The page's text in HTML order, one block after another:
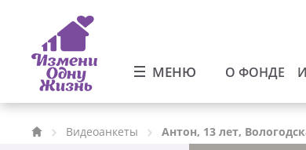
МЕНЮ О ФОНДЕ
Видеоанкеты Антон, 13 лет,